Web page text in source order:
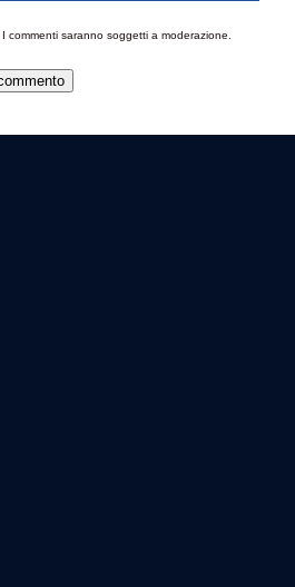
I commenti saranno soggetti a moderazione.